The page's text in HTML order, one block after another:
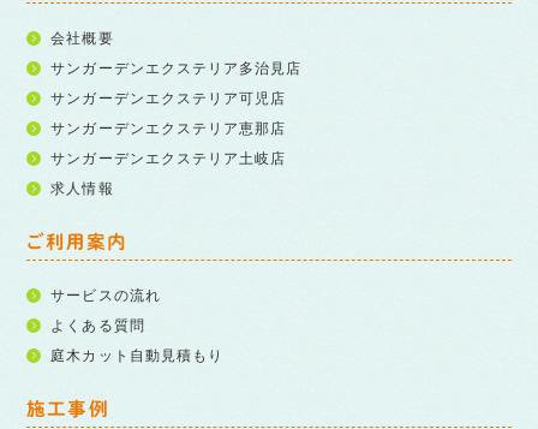
会社概要
サンガーデンエクステリア多治見店
サンガーデンエクステリア可児店
サンガーデンエクステリア恵那店
サンガーデンエクステリア土岐店
求人情報
ご利用案内
サービスの流れ
よくある質問
庭木カット自動見積もり
施工事例